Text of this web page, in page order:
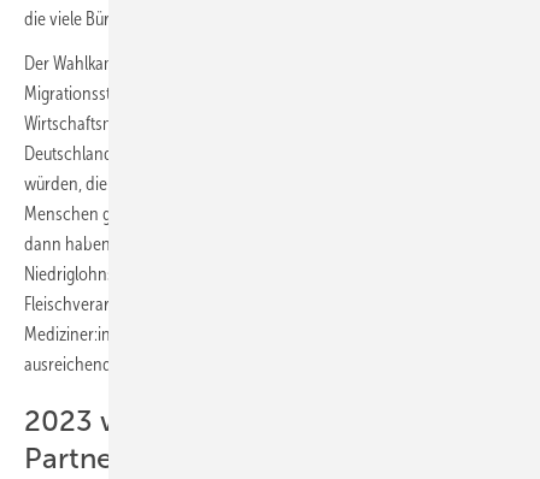
die viele Bürger:innen betrifft.
Der Wahlkampf fokussiert sich also auf erfolgreiche Konzepte für ein
Migrationsstopp. Dabei haben wir ohne Migration als
Wirtschaftsmacht keine Chance. 40 Prozent der Wähler in
Deutschland sind über 60 Jahre alt. Und selbst wenn wir es schaffen
würden, die Geburtenraten soweit zu erhöhen, dass künftig mehr
Menschen geboren werden als sterben (das war 1971 zuletzt der Fall),
dann haben wir nicht genug Kitaplätze und Erzieher. Weder im
Niedriglohnsektor, bei Pflege, Reinigung, in der Gastro,
Fleischverarbeitung, Ernte – noch bei den Fachkräften,
Mediziner:innen, IT-Spezialisten:innen, Ingenieur:innen hätten wir
ausreichend Personal ohne Migration.
2023 wurden 155 Frauen von ihren
Partnern oder Expartnern getötet